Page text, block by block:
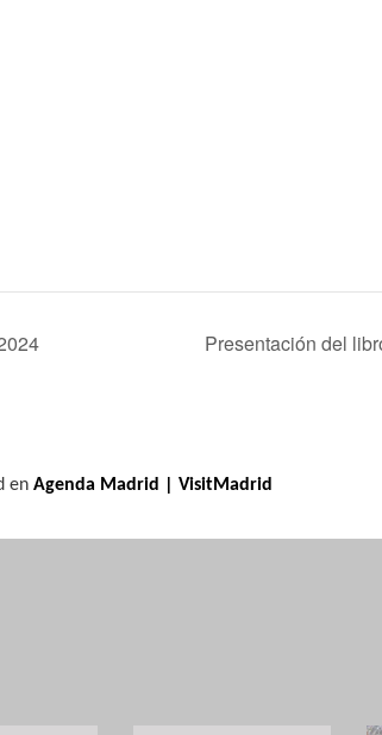
Presentación del
en Agenda Madrid | VisitMadrid